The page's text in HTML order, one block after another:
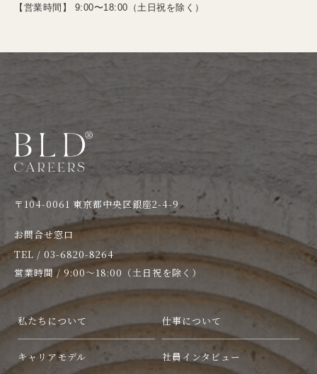
【営業時間】 9:00〜18:00（土日祝を除く）
〒104-0061 東京都中央区銀座2-4-9
お問合せ窓口
TEL / 03-6820-8264
営業時間 / 9:00〜18:00（土日祝を除く）
私たちについて 仕事について
キャリアモデル 社員インタビュー